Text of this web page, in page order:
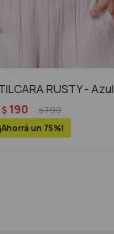
RUSTY - Azul
$ 190 $790
75